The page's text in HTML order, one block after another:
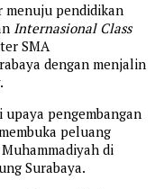
menuju pendidikan
Internasional Class
SMA
dengan menjalin
pengembangan
peluang
di
Surabaya.